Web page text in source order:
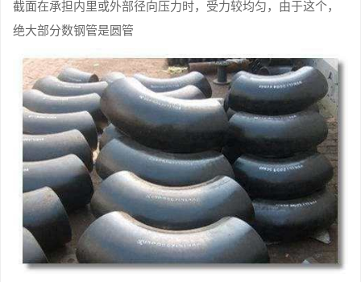
截面在承担内里或外部径向压力时，受力较均匀，由于这个，
绝大部分数钢管是圆管